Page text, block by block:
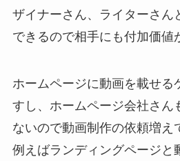
ザイナーさん、ライターさん
できるので相手にも付加価値
ホームページに動画を載せる
すし、ホームページ会社さん
ないので動画制作の依頼増え
例えばランディングページと